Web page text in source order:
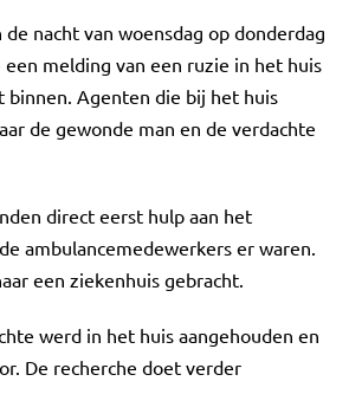
nacht van woensdag op donderdag
melding van een ruzie in het huis
binnen. Agenten die bij het huis
de gewonde man en de verdachte
direct eerst hulp aan het
ambulancemedewerkers er waren.
een ziekenhuis gebracht.
werd in het huis aangehouden en
De recherche doet verder